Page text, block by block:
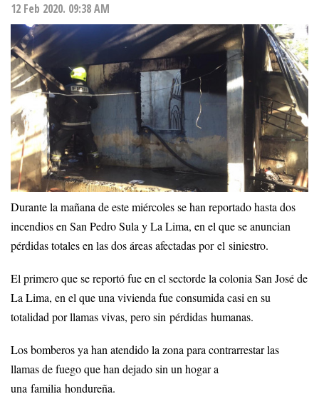
12 Feb 2020. 09:38 AM
Durante la mañana de este miércoles se han reportado hasta dos
incendios en San Pedro Sula y La Lima, en el que se anuncian
pérdidas totales en las dos áreas afectadas por el siniestro.
El primero que se reportó fue en el sectorde la colonia San José de
La Lima, en el que una vivienda fue consumida casi en su
totalidad por llamas vivas, pero sin pérdidas humanas.
Los bomberos ya han atendido la zona para contrarrestar las
llamas de fuego que han dejado sin un hogar a
una familia hondureña.